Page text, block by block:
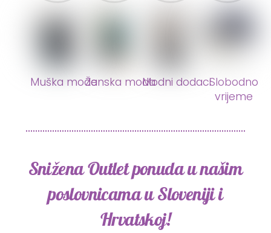
Muška modaŽenska modaModni dodaciSlobodno
vrijeme
Snižena Outlet ponuda u našim
poslovnicama u Sloveniji i
Hrvatskoj!